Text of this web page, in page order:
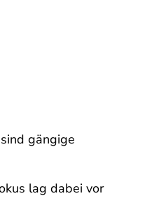
gängige
lag dabei vor